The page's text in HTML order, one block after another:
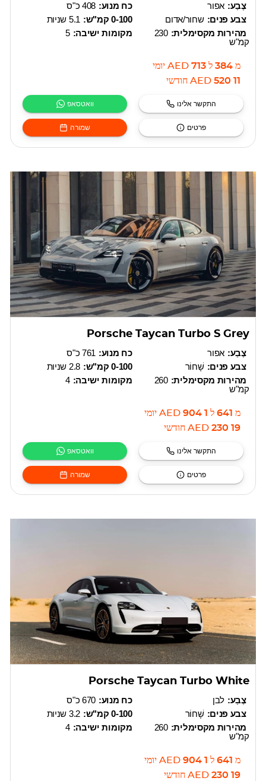
כח מנוע: 408 כ"ס
0-100 קמ"ש:
5.1 שניות
מקומות ישיבה: 5
צֶבַע: אפור
צבע פנים: שחור/אדום
מהירות מקסימלית: 230
קמ"ש
מ 384 ל 713
AED יומי
11 520
AED חודשי
וואטסאפ התקשר אלינו
שמורה פרטים
Porsche Taycan Turbo S Grey
כח מנוע: 761 כ"ס
0-100 קמ"ש:
2.8 שניות
מקומות ישיבה: 4
צֶבַע: אפור
צבע פנים: שָׁחוֹר
מהירות מקסימלית: 260
קמ"ש
מ 641 ל 1 904
AED יומי
19 230
AED חודשי
וואטסאפ התקשר אלינו
שמורה פרטים
Porsche Taycan Turbo White
כח מנוע: 670 כ"ס
0-100 קמ"ש:
3.2 שניות
מקומות ישיבה: 4
צֶבַע: לבן
צבע פנים: שָׁחוֹר
מהירות מקסימלית: 260
קמ"ש
מ 641 ל 1 904
AED יומי
19 230
AED חודשי